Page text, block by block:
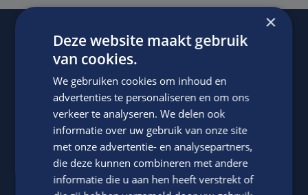
Of regel het
×
Deze website maakt gebruik
van cookies.
We gebruiken cookies om inhoud en
advertenties te personaliseren en om ons
verkeer te analyseren. We delen ook
informatie over uw gebruik van onze site
met onze advertentie- en analysepartners,
die deze kunnen combineren met andere
informatie die u aan hen heeft verstrekt of